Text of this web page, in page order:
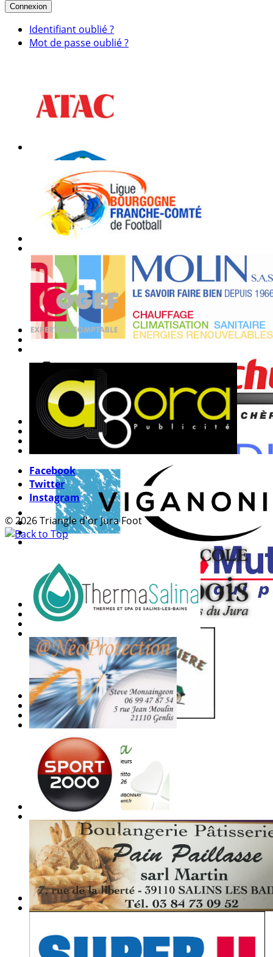
Connexion
Identifiant oublié ?
Mot de passe oublié ?
Facebook
Twitter
Instagram
© 2026 Triangle d'or Jura Foot